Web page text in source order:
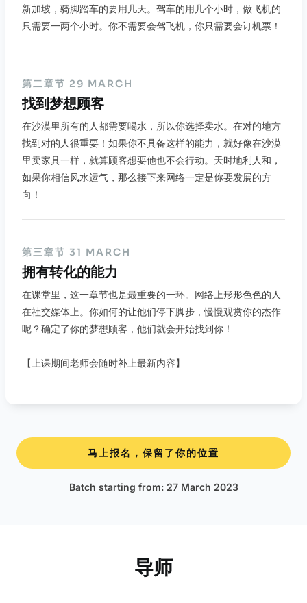
新加坡，骑脚踏车的要用几天。驾车的用几个小时，做飞机的
只需要一两个小时。你不需要会驾飞机，你只需要会订机票！
第二章节 29 MARCH
找到梦想顾客
在沙漠里所有的人都需要喝水，所以你选择卖水。在对的地方
找到对的人很重要！如果你不具备这样的能力，就好像在沙漠
里卖家具一样，就算顾客想要他也不会行动。天时地利人和，
如果你相信风水运气，那么接下来网络一定是你要发展的方
向！
第三章节 31 MARCH
拥有转化的能力
在课堂里，这一章节也是最重要的一环。网络上形形色色的人
在社交媒体上。你如何的让他们停下脚步，慢慢观赏你的杰作
呢？确定了你的梦想顾客，他们就会开始找到你！
【上课期间老师会随时补上最新内容】
马上报名，保留了你的位置
Batch starting from: 27 March 2023​
导师